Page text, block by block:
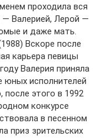
проходила вся
— Валерией, Лерой —
и даже мать.
Вскоре после
карьера певицы
Валерия приняла
юных исполнителей
после этого в 1992
конкурсе
в песенном
приз зрительских